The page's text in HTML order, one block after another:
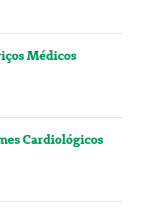
Médicos
Cardiológicos